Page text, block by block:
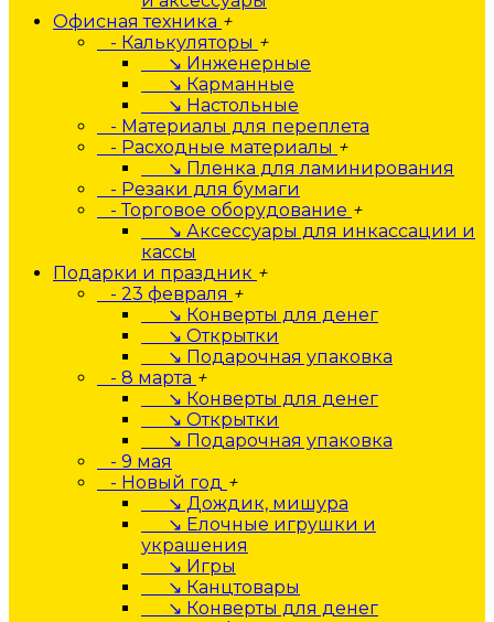
Офисная техника +
- Калькуляторы +
↘ Инженерные
↘ Карманные
↘ Настольные
- Материалы для переплета
- Расходные материалы +
↘ Пленка для ламинирования
- Резаки для бумаги
- Торговое оборудование +
↘ Аксессуары для инкассации и
кассы
Подарки и праздник +
- 23 февраля +
↘ Конверты для денег
↘ Открытки
↘ Подарочная упаковка
- 8 марта +
↘ Конверты для денег
↘ Открытки
↘ Подарочная упаковка
- 9 мая
- Новый год +
↘ Дождик, мишура
↘ Елочные игрушки и
украшения
↘ Игры
↘ Канцтовары
↘ Конверты для денег